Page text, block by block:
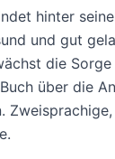
hinter
und gut
die
über die